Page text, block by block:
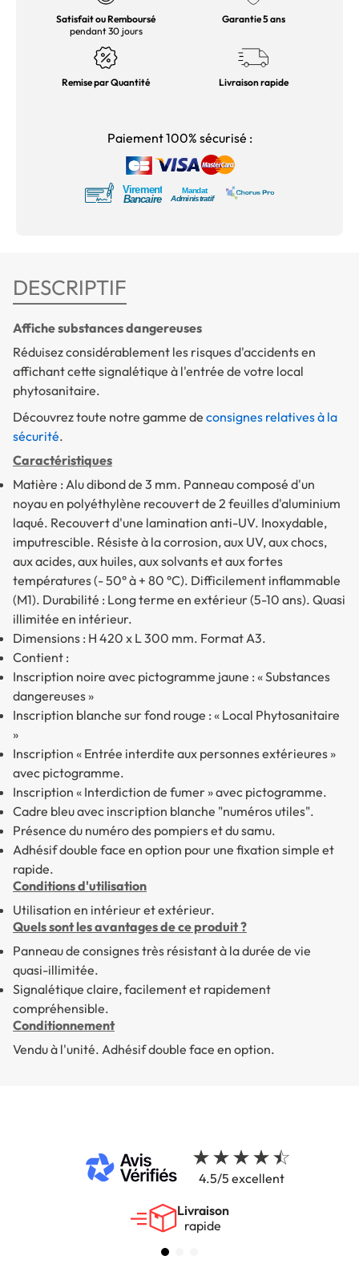
Satisfait ou Remboursé
pendant 30 jours
Garantie 5 ans
Remise par Quantité Livraison rapide
Paiement 100% sécurisé :
DESCRIPTIF
Affiche substances dangereuses
Réduisez considérablement les risques d'accidents en
affichant cette signalétique à l'entrée de votre local
phytosanitaire.
Découvrez toute notre gamme de consignes relatives à la
sécurité.
Caractéristiques
Matière : Alu dibond de 3 mm. Panneau composé d'un
noyau en polyéthylène recouvert de 2 feuilles d'aluminium
laqué. Recouvert d'une lamination anti-UV. Inoxydable,
imputrescible. Résiste à la corrosion, aux UV, aux chocs,
aux acides, aux huiles, aux solvants et aux fortes
températures (- 50° à + 80 °C). Difficilement inflammable
(M1). Durabilité : Long terme en extérieur (5-10 ans). Quasi
illimitée en intérieur.
Dimensions : H 420 x L 300 mm. Format A3.
Contient :
Inscription noire avec pictogramme jaune : « Substances
dangereuses »
Inscription blanche sur fond rouge : « Local Phytosanitaire
»
Inscription « Entrée interdite aux personnes extérieures »
avec pictogramme.
Inscription « Interdiction de fumer » avec pictogramme.
Cadre bleu avec inscription blanche "numéros utiles".
Présence du numéro des pompiers et du samu.
Adhésif double face en option pour une fixation simple et
rapide.
Conditions d'utilisation
Utilisation en intérieur et extérieur.
Quels sont les avantages de ce produit ?
Panneau de consignes très résistant à la durée de vie
quasi-illimitée.
Signalétique claire, facilement et rapidement
compréhensible.
Conditionnement
Vendu à l'unité. Adhésif double face en option.
4.5/5 excellent
Livraison
rapide